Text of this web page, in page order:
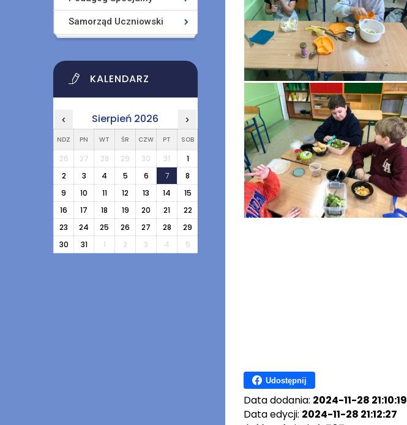
Udostępnij
Data dodania: 2024-11-28 21:10:19
Data edycji: 2024-11-28 21:12:27
Samorząd Uczniowski
KALENDARZ
‹ Sierpień 2026 ›
NDZ PN WT ŚR CZW PT SOB
26 27 28 29 30 31
1
2
3 4 5 6 7
8
9
10 11 12 13 14
15
16
17 18 19 20 21
22
23
24 25 26 27 28
29
30
31 1 2 3 4 5